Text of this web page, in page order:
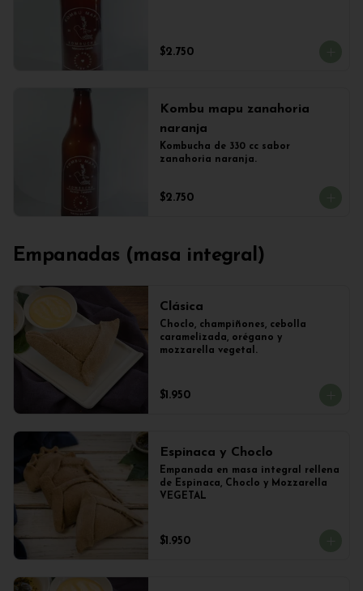
$2.750
Kombu mapu zanahoria
naranja
Kombucha de 330 cc sabor
zanahoria naranja.
$2.750
Empanadas (masa integral)
Clásica
Choclo, champiñones, cebolla
caramelizada, orégano y
mozzarella vegetal.
$1.950
Espinaca y Choclo
Empanada en masa integral rellena
de Espinaca, Choclo y Mozzarella
VEGETAL
$1.950